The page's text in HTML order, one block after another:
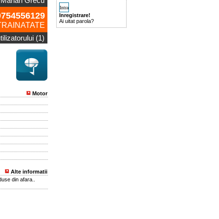
(1)
Motor
Alte informatii
din afara..
Inregistrare!
Ai uitat parola?